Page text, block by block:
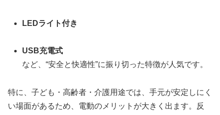
LEDライト付き
USB充電式
など、“安全と快適性”に振り切った特徴が人気です。
特に、子ども・高齢者・介護用途では、手元が安定しにく
い場面があるため、電動のメリットが大きく出ます。反